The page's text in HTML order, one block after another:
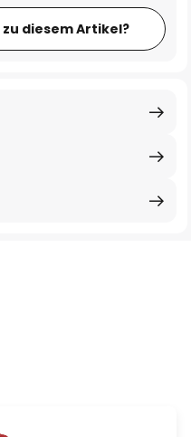
zu diesem Artikel?